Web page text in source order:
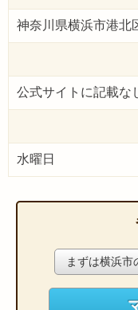
神奈川県横浜市港北
公式サイトに記載な
水曜日
まずは横浜